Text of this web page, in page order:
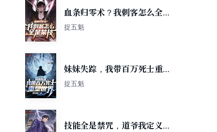
血条归零术？我刺客怎么全是
禁技
捉五魁
妹妹失踪，我带百万死士重塑
世界
捉五魁
技能全是禁咒，道爷我定义天